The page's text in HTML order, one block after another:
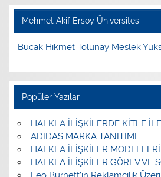
Mehmet Akif Ersoy Üniversitesi
Bucak Hikmet Tolunay Meslek
Popüler Yazılar
HALKLA İLİŞKİLERDE KİTLE
ADIDAS MARKA TANITIMI
HALKLA İLİŞKİLER MODELLERİ
HALKLA İLİŞKİLER GÖREV VE